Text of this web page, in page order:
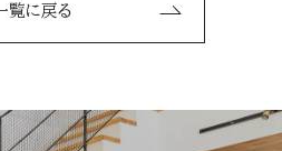
覧に戻る